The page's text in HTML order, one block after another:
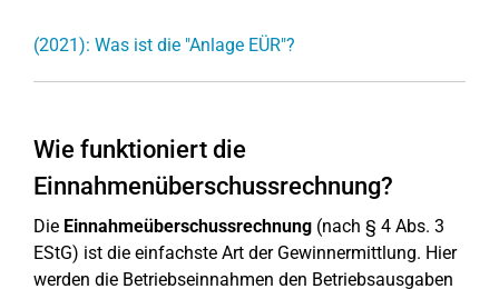
(2021): Was ist die "Anlage EÜR"?
Wie funktioniert die
Einnahmenüberschussrechnung?
Die Einnahmeüberschussrechnung (nach § 4 Abs. 3
EStG) ist die einfachste Art der Gewinnermittlung. Hier
werden die Betriebseinnahmen den Betriebsausgaben